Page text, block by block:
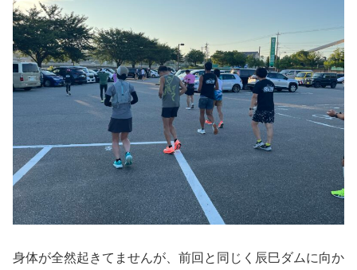
身体が全然起きてませんが、前回と同じく辰巳ダムに向か